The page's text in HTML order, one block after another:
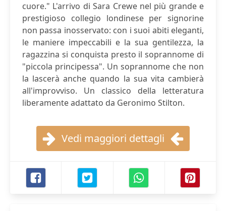
cuore." L'arrivo di Sara Crewe nel più grande e
prestigioso collegio londinese per signorine
non passa inosservato: con i suoi abiti eleganti,
le maniere impeccabili e la sua gentilezza, la
ragazzina si conquista presto il soprannome di
"piccola principessa". Un soprannome che non
la lascerà anche quando la sua vita cambierà
all'improvviso. Un classico della letteratura
liberamente adattato da Geronimo Stilton.
Vedi maggiori dettagli